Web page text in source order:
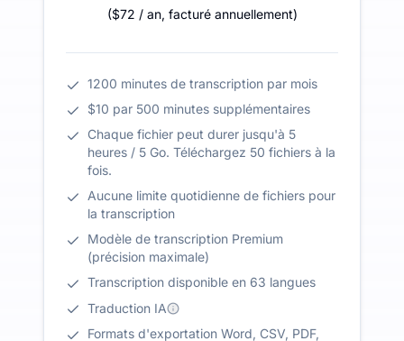
($72 / an, facturé annuellement)
1200 minutes de transcription par mois
$10 par 500 minutes supplémentaires
Chaque fichier peut durer jusqu'à 5
heures / 5 Go. Téléchargez 50 fichiers à la
fois.
Aucune limite quotidienne de fichiers pour
la transcription
Modèle de transcription Premium
(précision maximale)
Transcription disponible en 63 langues
Traduction IA
Formats d'exportation Word, CSV, PDF,